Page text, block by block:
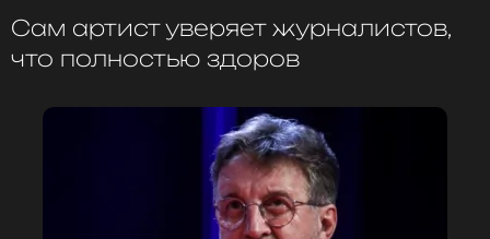
Сам артист уверяет журналистов,
что полностью здоров